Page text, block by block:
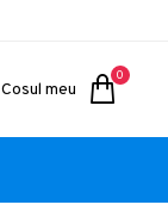
Cosul meu
0